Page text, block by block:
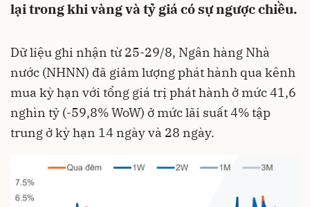
lại trong khi vàng và tỷ giá có sự ngược chiều.
Dữ liệu ghi nhận từ 25-29/8, Ngân hàng Nhà
nước (NHNN) đã giảm lượng phát hành qua kênh
mua kỳ hạn với tổng giá trị phát hành ở mức 41,6
nghìn tỷ (-59,8% WoW) ở mức lãi suất 4% tập
trung ở kỳ hạn 14 ngày và 28 ngày.